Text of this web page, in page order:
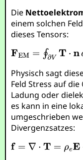
Die
einem solchen
dieses Tensors:
Physisch sagt
Feld Stress auf
Ladung oder
es kann in eine
umgeschrieben
Divergenzsatzes: